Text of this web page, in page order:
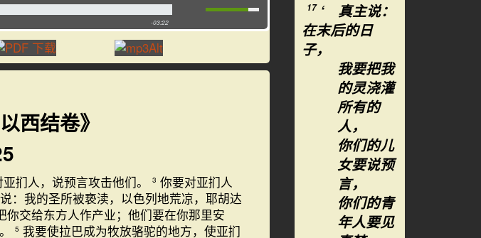
-03:22
西结卷》
扪人，说预言攻击他们。 3 你要对亚扪人
我的圣所被亵渎，以色列地荒凉，耶胡达
你交给东方人作产业；他们要在你那里安
5 我要使拉巴成为牧放骆驼的地方，使亚扪
17 ‘ 真主说：
在末后的日
子，
我要把我
的灵浇灌
所有的
人，
你们的儿
女要说预
言，
你们的青
年人要见